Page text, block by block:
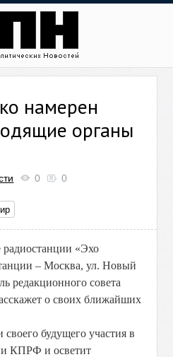
намерен
органы
0 0
радиостанции «Эхо
– Москва, ул. Новый
редакционного совета
о своих ближайших
будущего участия в
КПРФ и осветит